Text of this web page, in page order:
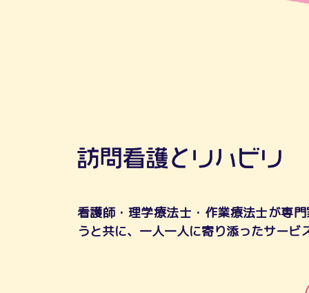
看護師・理学療法士・作業療法士が専
うと共に、一人一人に寄り添ったサービ